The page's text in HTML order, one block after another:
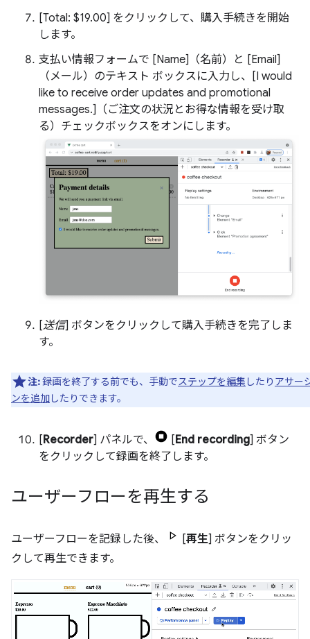
[Total: $19.00] をクリックして、購入手続きを開始
します。
支払い情報フォームで [Name]（名前）と [Email]
（メール）のテキスト ボックスに入力し、[I would
like to receive order updates and promotional
messages.]（ご注文の状況とお得な情報を受け取
る）チェックボックスをオンにします。
[送信] ボタンをクリックして購入手続きを完了しま
す。
注:録画を終了する前でも、手動でステップを編集 したり アサー
ンを追加したりできます。
[Recorder] パネルで、 [End recording] ボタン
をクリックして録画を終了します。
ユーザーフローを再生する
ユーザーフローを記録した後、 [再生] ボタンをクリッ
クして再生できます。